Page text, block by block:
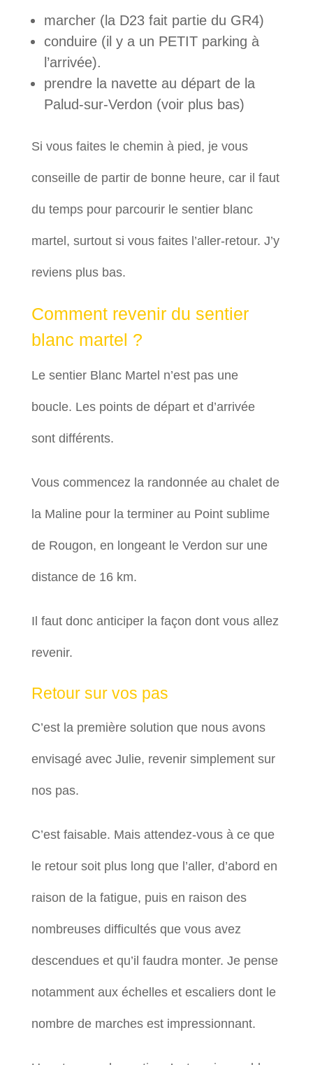
marcher (la D23 fait partie du GR4)
conduire (il y a un PETIT parking à
l’arrivée).
prendre la navette au départ de la
Palud-sur-Verdon (voir plus bas)
Si vous faites le chemin à pied, je vous
conseille de partir de bonne heure, car il faut
du temps pour parcourir le sentier blanc
martel, surtout si vous faites l’aller-retour. J’y
reviens plus bas.
Comment revenir du sentier
blanc martel ?
Le sentier Blanc Martel n’est pas une
boucle. Les points de départ et d’arrivée
sont différents.
Vous commencez la randonnée au chalet de
la Maline pour la terminer au Point sublime
de Rougon, en longeant le Verdon sur une
distance de 16 km.
Il faut donc anticiper la façon dont vous allez
revenir.
Retour sur vos pas
C’est la première solution que nous avons
envisagé avec Julie, revenir simplement sur
nos pas.
C’est faisable. Mais attendez-vous à ce que
le retour soit plus long que l’aller, d’abord en
raison de la fatigue, puis en raison des
nombreuses difficultés que vous avez
descendues et qu’il faudra monter. Je pense
notamment aux échelles et escaliers dont le
nombre de marches est impressionnant.